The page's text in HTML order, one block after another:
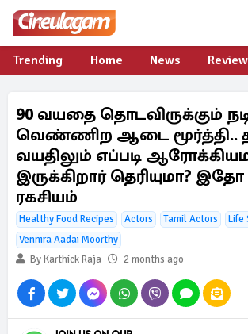
Trending Home News
90 வயதை தொடவிருக்கும்
வெண்ணிற ஆடை மூர்த்தி..
வயதிலும் எப்படி
இருக்கிறார் தெரியுமா?
ரகசியம்
Healthy Food Recipes Actors Tamil Actors
Life
Vennira Aadai Moorthy
By Karthick Raja
2 months ago